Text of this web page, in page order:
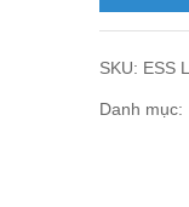
SKU: ESS
Danh mục: